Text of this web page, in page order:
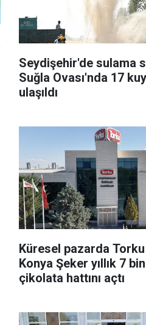
Seydişehir'de sulama
Suğla Ovası'nda 17
ulaşıldı
Küresel pazarda Torku
Konya Şeker yıllık 7
çikolata hattını açtı